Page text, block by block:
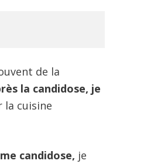
de la
la candidose, je
la cuisine
candidose, je